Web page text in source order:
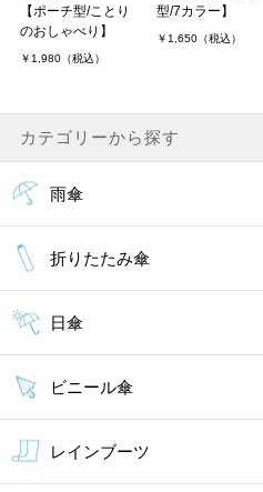
【ポーチ型/ことり
のおしゃべり】
￥1,980（税込）
型/7カラー】
￥1,650（税込）
カテゴリーから探す
雨傘
折りたたみ傘
日傘
ビニール傘
レインブーツ